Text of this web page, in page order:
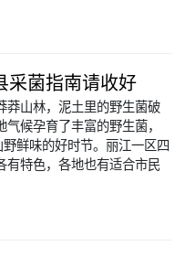
采菌指南请收好
莽山林，泥土里的野生菌破
候孕育了丰富的野生菌，
鲜味的好时节。丽江一区四
有特色，各地也有适合市民